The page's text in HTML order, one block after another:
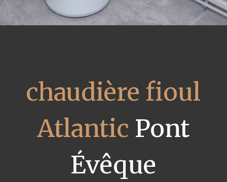
chaudière fioul
Atlantic Pont
Évêque